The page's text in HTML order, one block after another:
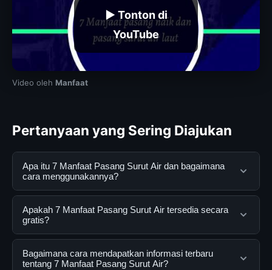
▶ Tonton di
YouTube
Video oleh Manfaat
Pertanyaan yang Sering Diajukan
Apa itu 7 Manfaat Pasang Surut Air dan bagaimana
cara menggunakannya?
7 Manfaat Pasang Surut Air adalah layanan digital yang
dirancang untuk membantu pengguna mendapatkan
informasi lengkap dan terpercaya. Anda dapat
menggunakannya dengan mengunjungi situs resmi dan
mengikuti panduan yang tersedia.
Apakah 7 Manfaat Pasang Surut Air tersedia secara
gratis?
Ya, 7 Manfaat Pasang Surut Air dapat diakses secara
gratis oleh semua pengguna. Tidak ada biaya
Bagaimana cara mendapatkan informasi terbaru
tentang 7 Manfaat Pasang Surut Air?